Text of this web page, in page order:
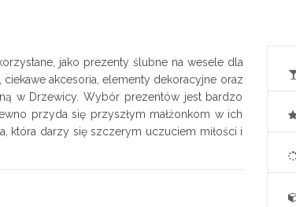
jako prezenty ślubne na wesele dla
akcesoria, elementy dekoracyjne oraz
w Drzewicy. Wybór prezentów jest bardzo
przyda się przyszłym małżonkom w ich
która darzy się szczerym uczuciem miłości i